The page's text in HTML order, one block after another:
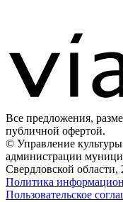
Все предложения,
публичной офертой.
© Управление
администрации
Свердловской области,
Политика
Пользовательское